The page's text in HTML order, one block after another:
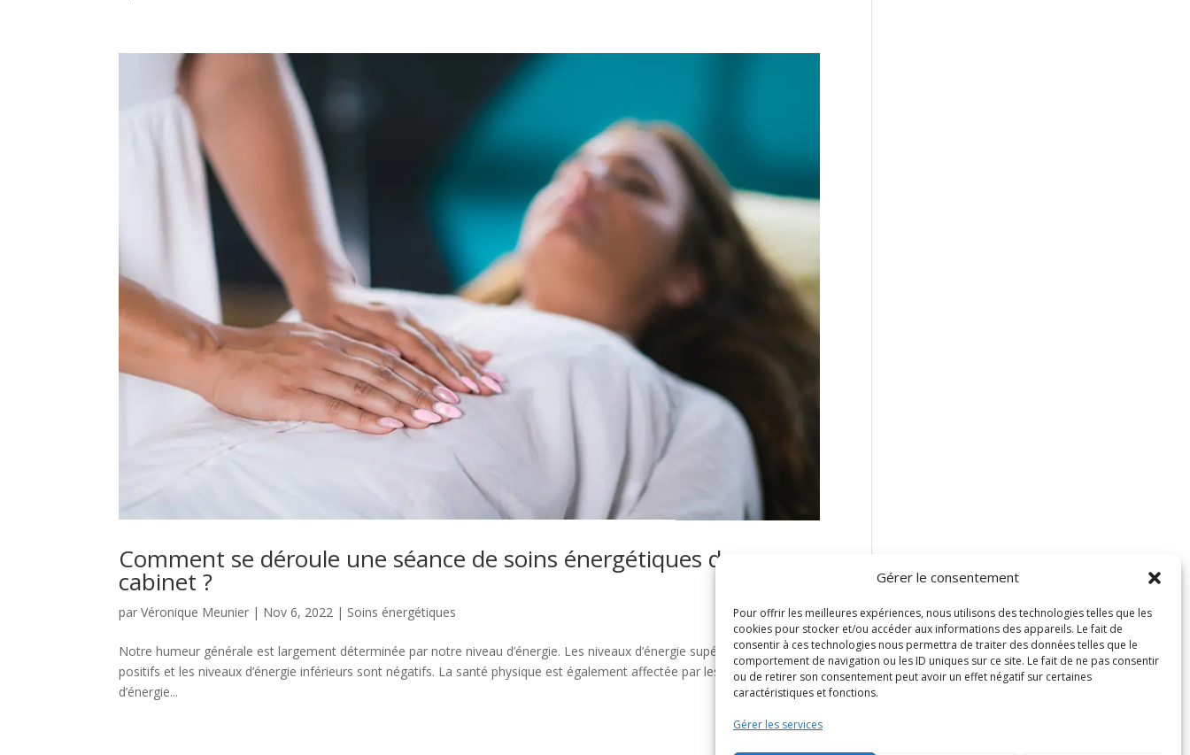
Gérer le consentement
Pour offrir les meilleures expériences, nous utilisons des technologies telles que les
cookies pour stocker et/ou accéder aux informations des appareils. Le fait de
consentir à ces technologies nous permettra de traiter des données telles que le
comportement de navigation ou les ID uniques sur ce site. Le fait de ne pas consentir
ou de retirer son consentement peut avoir un effet négatif sur certaines
caractéristiques et fonctions.
Gérer les services
Comment se déroule une séance de soins énergétiques dans mon
cabinet ?
parVéronique Meunier | Nov 6, 2022 | Soins énergétiques
Notre humeur générale est largement déterminée par notre niveau d’énergie. Les niveaux d’énergie supérieurs sont
positifs et les niveaux d’énergie inférieurs sont négatifs. La santé physique est également affectée par les niveaux
d’énergie...